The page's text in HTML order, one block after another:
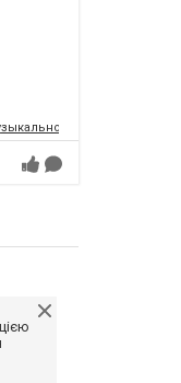
драматический